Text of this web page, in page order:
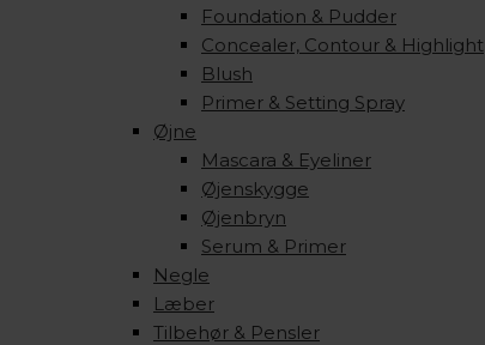
Foundation & Pudder
Concealer, Contour & Highlight
Blush
Primer & Setting Spray
Øjne
Mascara & Eyeliner
Øjenskygge
Øjenbryn
Serum & Primer
Negle
Læber
Tilbehør & Pensler